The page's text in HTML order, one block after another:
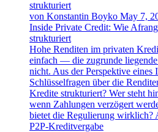
von Konstantin Boyko May 7,
Inside Private Credit: Wie
strukturiert
Hohe Renditen im privaten
einfach — die zugrunde
nicht. Aus der Perspektive eines
Schlüsselfragen über die
Kredite strukturiert? Wer steht
wenn Zahlungen verzögert
bietet die Regulierung wirklich?
P2P-Kreditvergabe